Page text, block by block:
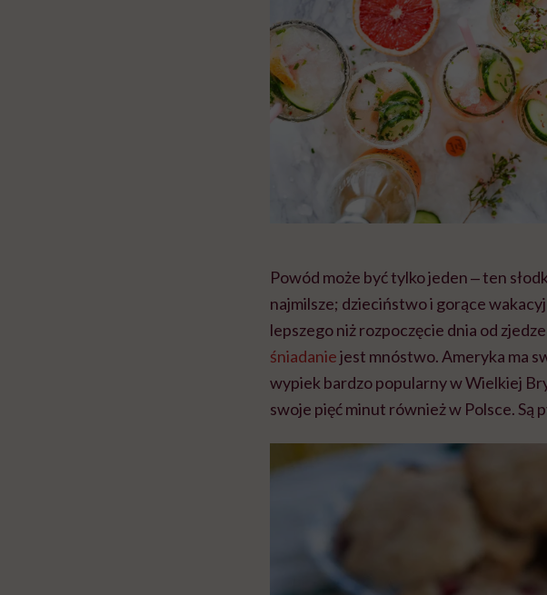
Powód może być tylko jeden ‒ ten
najmilsze; dzieciństwo i gorące
lepszego niż rozpoczęcie dnia od
śniadaniejest mnóstwo. Ameryka ma
wypiek bardzo popularny w Wielkiej
swoje pięć minut również w Polsce.